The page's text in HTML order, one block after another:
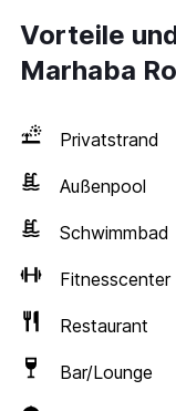
Vorteile
Marhaba
Privatstrand
Außenpool
Schwimmbad
Fitnesscenter
Restaurant
Bar/Lounge